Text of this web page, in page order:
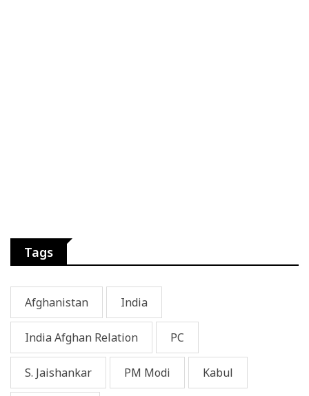
Tags
Afghanistan India
India Afghan Relation PC
S. Jaishankar PM Modi Kabul